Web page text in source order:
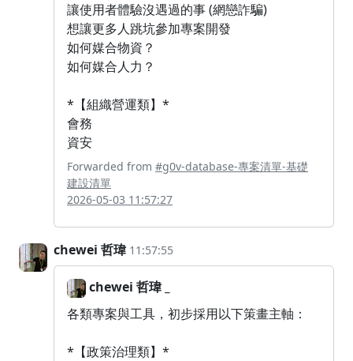
讓使用者體驗沒遇過的事 (網戀詐騙)
想讓更多人跳坑參加專案開發
如何媒合物資？
如何媒合人力？
*【組織營運類】*
會務
資安
Forwarded from #g0v-database-專案清單-基礎
建設清單
2026-05-03 11:57:27
chewei 哲瑋 11:57:55
chewei 哲瑋 _
各類專案與工具，初步採用以下策畫主軸：
*【政策治理類】*